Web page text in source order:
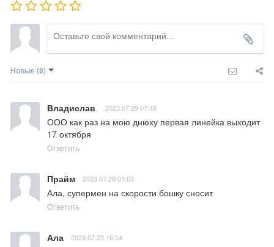
Новые (8)
Владислав 2023.07.29 07:49
ООО как раз на мою днюху первая линейка выходит
17 октября
Ответить
Прайм 2023.07.29 01:03
Ала, супермен на скорости бошку сносит
Ответить
Ала 2023.07.25 16:04